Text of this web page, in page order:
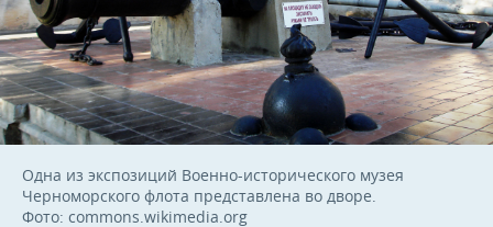
Одна из экспозиций Военно-исторического музея
Черноморского флота представлена во дворе.
Фото: commons.wikimedia.org